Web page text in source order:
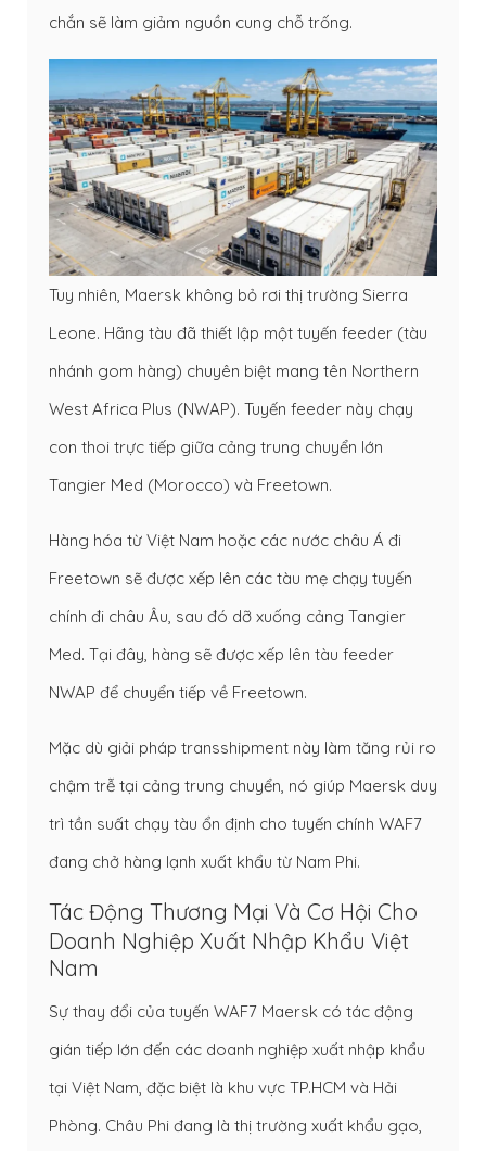
chắn sẽ làm giảm nguồn cung chỗ trống.
Tuy nhiên, Maersk không bỏ rơi thị trường Sierra
Leone. Hãng tàu đã thiết lập một tuyến feeder (tàu
nhánh gom hàng) chuyên biệt mang tên Northern
West Africa Plus (NWAP). Tuyến feeder này chạy
con thoi trực tiếp giữa cảng trung chuyển lớn
Tangier Med (Morocco) và Freetown.
Hàng hóa từ Việt Nam hoặc các nước châu Á đi
Freetown sẽ được xếp lên các tàu mẹ chạy tuyến
chính đi châu Âu, sau đó dỡ xuống cảng Tangier
Med. Tại đây, hàng sẽ được xếp lên tàu feeder
NWAP để chuyển tiếp về Freetown.
Mặc dù giải pháp transshipment này làm tăng rủi ro
chậm trễ tại cảng trung chuyển, nó giúp Maersk duy
trì tần suất chạy tàu ổn định cho tuyến chính WAF7
đang chở hàng lạnh xuất khẩu từ Nam Phi.
Tác Động Thương Mại Và Cơ Hội Cho
Doanh Nghiệp Xuất Nhập Khẩu Việt
Nam
Sự thay đổi của tuyến WAF7 Maersk có tác động
gián tiếp lớn đến các doanh nghiệp xuất nhập khẩu
tại Việt Nam, đặc biệt là khu vực TP.HCM và Hải
Phòng. Châu Phi đang là thị trường xuất khẩu gạo,